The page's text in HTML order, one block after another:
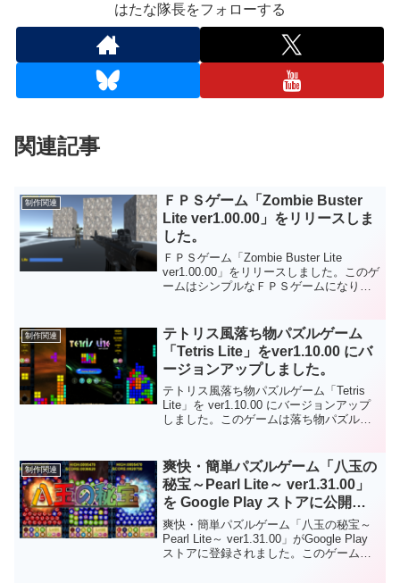
はたな隊長をフォローする
関連記事
制作関連
ＦＰＳゲーム「Zombie Buster
Lite ver1.00.00」をリリースしま
した。
ＦＰＳゲーム「Zombie Buster Lite
ver1.00.00」をリリースしました。このゲ
ームはシンプルなＦＰＳゲームになりま
なしでPCのブラウザで遊ぶことができま
す。もちろんフリーソフトです。
制作関連
テトリス風落ち物パズルゲーム
「Tetris Lite」をver1.10.00 にバ
ージョンアップしました。
テトリス風落ち物パズルゲーム「Tetris
Lite」を ver1.10.00 にバージョンアップ
しました。このゲームは落ち物パズルゲ
は次のとおりになります。「BGM・効果
音」をつけました。もちろん「BGM・効
果音」が不要な場合にはミュート機能を
つけましたのでご利用ください。ゲーム
の難易度を示すレベル表示やクリアした
ライン数の表示などゲームバランスを調
整しました。画面左側に「次のミノブロ
ック」を表示。まとめてライン消しなど
制作関連
爽快・簡単パズルゲーム「八玉の
秘宝～Pearl Lite～ ver1.31.00」
を Google Play ストアに公開し
ました。
爽快・簡単パズルゲーム「八玉の秘宝～
Pearl Lite～ ver1.31.00」がGoogle Play
ストアに登録されました。このゲームは